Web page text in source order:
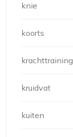
knie
koorts
krachttraining
kruidvat
kuiten